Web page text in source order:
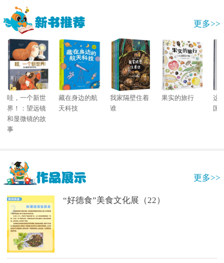
更多>>
哇，一个新世
界！：望远镜
和显微镜的故
事
藏在身边的航
天科技
我家隔壁住着
谁
果实的旅行
这
国
更多>>
“好德食”美食文化展（22）